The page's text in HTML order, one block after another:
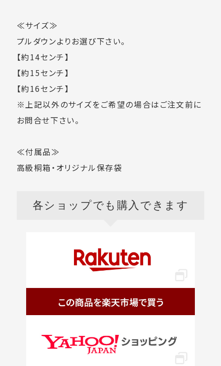
≪サイズ≫
プルダウンよりお選び下さい。
【約14センチ】
【約15センチ】
【約16センチ】
※上記以外のサイズをご希望の場合はご注文前に
お問合せ下さい。
≪付属品≫
高級桐箱・オリジナル保存袋
各ショップでも購入できます